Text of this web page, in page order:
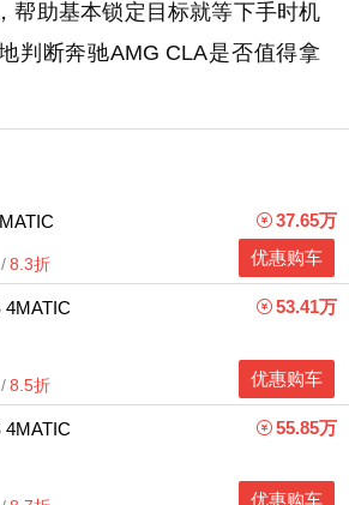
帮助基本锁定目标就等下手时机
判断奔驰AMG CLA是否值得拿
8.3折
37.65万
优惠购车
4MATIC
8.5折
53.41万
优惠购车
4MATIC
55.85万
优惠购车